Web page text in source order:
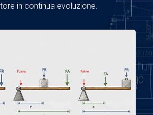
in continua evoluzione.